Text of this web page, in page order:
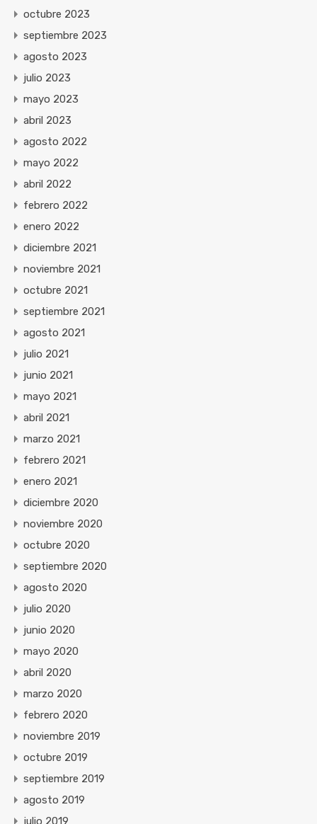
octubre 2023
septiembre 2023
agosto 2023
julio 2023
mayo 2023
abril 2023
agosto 2022
mayo 2022
abril 2022
febrero 2022
enero 2022
diciembre 2021
noviembre 2021
octubre 2021
septiembre 2021
agosto 2021
julio 2021
junio 2021
mayo 2021
abril 2021
marzo 2021
febrero 2021
enero 2021
diciembre 2020
noviembre 2020
octubre 2020
septiembre 2020
agosto 2020
julio 2020
junio 2020
mayo 2020
abril 2020
marzo 2020
febrero 2020
noviembre 2019
octubre 2019
septiembre 2019
agosto 2019
julio 2019